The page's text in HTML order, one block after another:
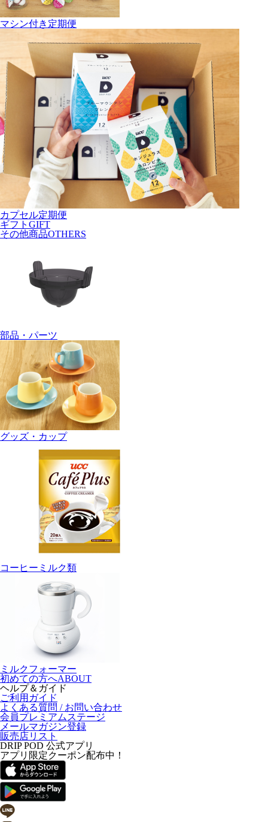
マシン付き定期便
カプセル定期便
ギフト GIFT
その他商品OTHERS
部品・パーツ
グッズ・カップ
コーヒーミルク類
ミルクフォーマー
初めての方へABOUT
ヘルプ＆ガイド
ご利用ガイド
よくある質問 / お問い合わせ
会員プレミアムステージ
メールマガジン登録
販売店リスト
DRIP POD 公式アプリ
アプリ限定クーポン配布中！